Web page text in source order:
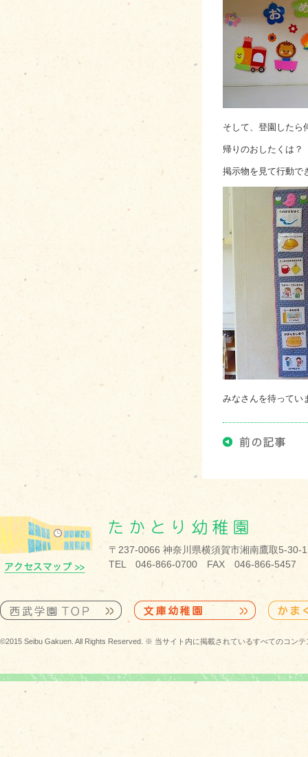
そして、登園したら
帰りのおしたくは？
掲示物を見て行動で
みなさんを待ってい
〒237-0066 神奈川県横須賀市湘南鷹取5-30-1
TEL 046-866-0700 FAX 046-866-5457
©2015 Seibu Gakuen. All Rights Reserved. ※ 当サイト内に掲載されているすべてのコン